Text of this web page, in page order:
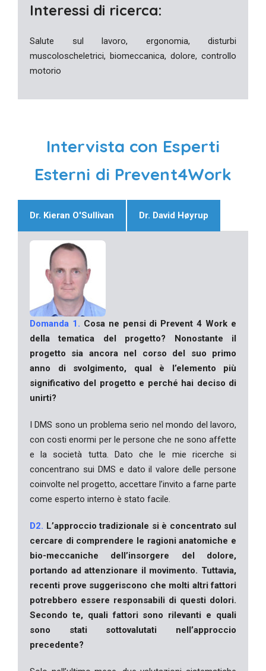
Interessi di ricerca:
Salute sul lavoro, ergonomia, disturbi
muscoloscheletrici, biomeccanica, dolore, controllo
motorio
Intervista con Esperti
Esterni di Prevent4Work
Dr. Kieran O'Sullivan Dr. David Høyrup
Domanda 1. Cosa ne pensi di Prevent 4 Work e
della tematica del progetto? Nonostante il
progetto sia ancora nel corso del suo primo
anno di svolgimento, qual è l’elemento più
significativo del progetto e perché hai deciso di
unirti?
I DMS sono un problema serio nel mondo del lavoro,
con costi enormi per le persone che ne sono affette
e la società tutta. Dato che le mie ricerche si
concentrano sui DMS e dato il valore delle persone
coinvolte nel progetto, accettare l’invito a farne parte
come esperto interno è stato facile.
D2. L’approccio tradizionale si è concentrato sul
cercare di comprendere le ragioni anatomiche e
bio-meccaniche dell’insorgere del dolore,
portando ad attenzionare il movimento. Tuttavia,
recenti prove suggeriscono che molti altri fattori
potrebbero essere responsabili di questi dolori.
Secondo te, quali fattori sono rilevanti e quali
sono stati sottovalutati nell’approccio
precedente?